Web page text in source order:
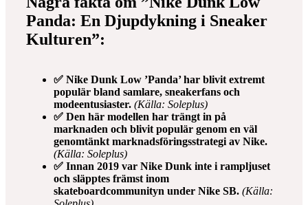
Panda: En Djupdykning i Sneaker
Kulturen”:
✅ Nike Dunk Low ’Panda’ har blivit extremt
populär bland samlare, sneakerfans och
modeentusiaster. (Källa: Soleplus)
✅ Den här modellen har trängt in på
marknaden och blivit populär genom en väl
genomtänkt marknadsföringsstrategi av Nike.
(Källa: Soleplus)
✅ Innan 2019 var Nike Dunk inte i rampljuset
och släpptes främst inom
skateboardcommunityn under Nike SB. (Källa: